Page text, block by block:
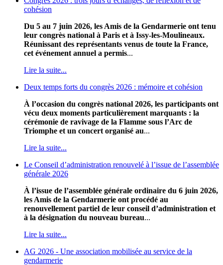
cohésion
Du 5 au 7 juin 2026, les Amis de la Gendarmerie ont tenu
leur congrès national à Paris et à Issy-les-Moulineaux.
Réunissant des représentants venus de toute la France,
cet événement annuel a permis...
Lire la suite...
Deux temps forts du congrès 2026 : mémoire et cohésion
À l’occasion du congrès national 2026, les participants ont
vécu deux moments particulièrement marquants : la
cérémonie de ravivage de la Flamme sous l’Arc de
Triomphe et un concert organisé au...
Lire la suite...
Le Conseil d’administration renouvelé à l’issue de l’assemblée
générale 2026
À l’issue de l’assemblée générale ordinaire du 6 juin 2026,
les Amis de la Gendarmerie ont procédé au
renouvellement partiel de leur conseil d’administration et
à la désignation du nouveau bureau...
Lire la suite...
AG 2026 - Une association mobilisée au service de la
gendarmerie